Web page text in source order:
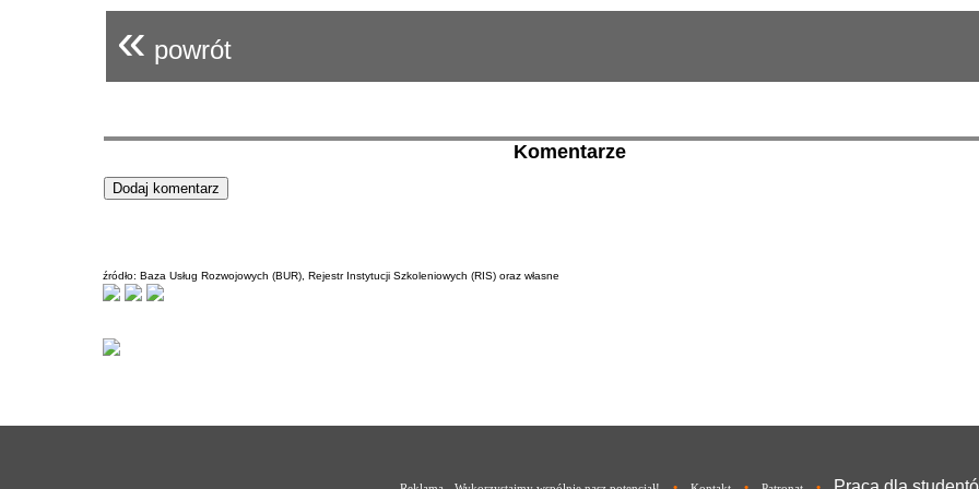
« powrót
Komentarze
źródło: Baza Usług Rozwojowych (BUR), Rejestr Instytucji Szkoleniowych (RIS) oraz własne